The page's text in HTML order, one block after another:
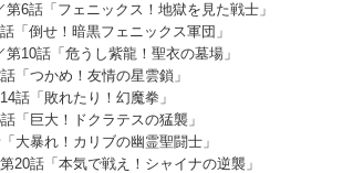
6話「フェニックス！地獄を見た戦士」
「倒せ！暗黒フェニックス軍団」
10話「危うし紫龍！聖衣の墓場」
「つかめ！友情の星雲鎖」
話「敗れたり！幻魔拳」
「巨大！ドクラテスの猛襲」
大暴れ！カリブの幽霊聖闘士」
20話「本気で戦え！シャイナの逆襲」